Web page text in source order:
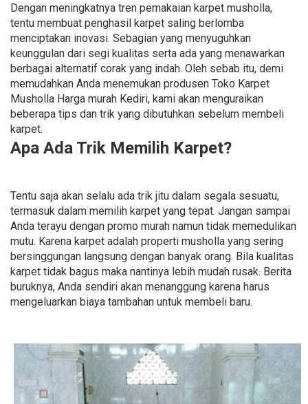
Dengan meningkatnya tren pemakaian karpet musholla,
tentu membuat penghasil karpet saling berlomba
menciptakan inovasi. Sebagian yang menyuguhkan
keunggulan dari segi kualitas serta ada yang menawarkan
berbagai alternatif corak yang indah. Oleh sebab itu, demi
memudahkan Anda menemukan produsen Toko Karpet
Musholla Harga murah Kediri, kami akan menguraikan
beberapa tips dan trik yang dibutuhkan sebelum membeli
karpet.
Apa Ada Trik Memilih Karpet?
Tentu saja akan selalu ada trik jitu dalam segala sesuatu,
termasuk dalam memilih karpet yang tepat. Jangan sampai
Anda terayu dengan promo murah namun tidak memedulikan
mutu. Karena karpet adalah properti musholla yang sering
bersinggungan langsung dengan banyak orang. Bila kualitas
karpet tidak bagus maka nantinya lebih mudah rusak. Berita
buruknya, Anda sendiri akan menanggung karena harus
mengeluarkan biaya tambahan untuk membeli baru.